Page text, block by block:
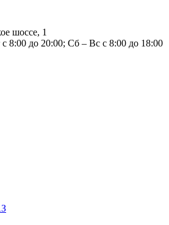
шоссе, 1
8:00 до 20:00; Сб – Вс с 8:00 до 18:00